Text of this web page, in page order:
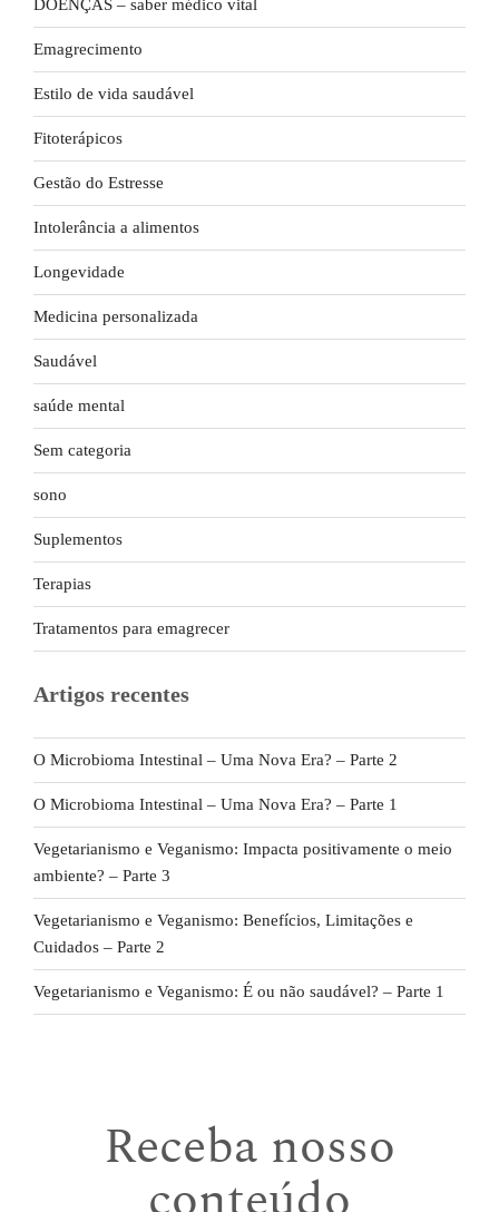
DOENÇAS – saber médico vital
Emagrecimento
Estilo de vida saudável
Fitoterápicos
Gestão do Estresse
Intolerância a alimentos
Longevidade
Medicina personalizada
Saudável
saúde mental
Sem categoria
sono
Suplementos
Terapias
Tratamentos para emagrecer
Artigos recentes
O Microbioma Intestinal – Uma Nova Era? – Parte 2
O Microbioma Intestinal – Uma Nova Era? – Parte 1
Vegetarianismo e Veganismo: Impacta positivamente o meio
ambiente? – Parte 3
Vegetarianismo e Veganismo: Benefícios, Limitações e
Cuidados – Parte 2
Vegetarianismo e Veganismo: É ou não saudável? – Parte 1
Receba nosso